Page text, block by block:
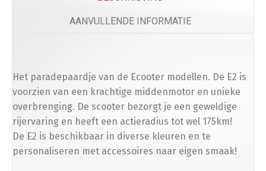
AANVULLENDE INFORMATIE
Het paradepaardje van de Ecooter modellen. De E2 is
voorzien van een krachtige middenmotor en unieke
overbrenging. De scooter bezorgt je een geweldige
rijervaring en heeft een actieradius tot wel 175km!
De E2 is beschikbaar in diverse kleuren en te
personaliseren met accessoires naar eigen smaak!